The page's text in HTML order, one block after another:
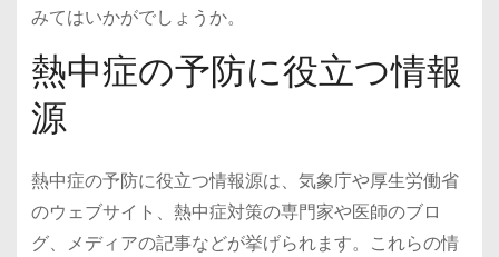
みてはいかがでしょうか。
熱中症の予防に役立つ情報
源
熱中症の予防に役立つ情報源は、気象庁や厚生労働省
のウェブサイト、熱中症対策の専門家や医師のブロ
グ、メディアの記事などが挙げられます。これらの情